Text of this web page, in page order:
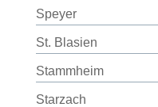
Speyer
St. Blasien
Stammheim
Starzach